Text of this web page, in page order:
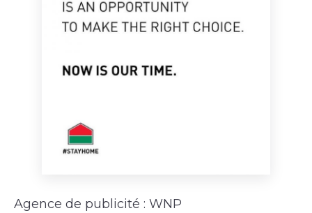
Agence de publicité : WNP